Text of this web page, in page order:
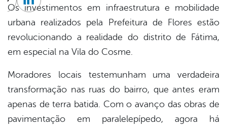
Os investimentos em infraestrutura e mobilidade
urbana realizados pela Prefeitura de Flores estão
revolucionando a realidade do distrito de Fátima,
em especial na Vila do Cosme.
Moradores locais testemunham uma verdadeira
transformação nas ruas do bairro, que antes eram
apenas de terra batida. Com o avanço das obras de
pavimentação em paralelepípedo, agora há
TwitterLinkedin